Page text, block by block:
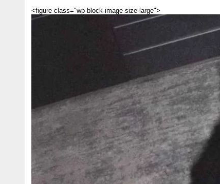
<figure class="wp-block-image size-large">